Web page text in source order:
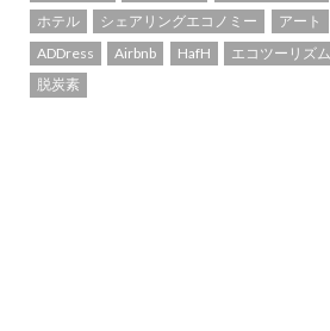
ホテル
シェアリングエコノミー アート
ADDress
Airbnb HafH エコツーリズム
脱炭素